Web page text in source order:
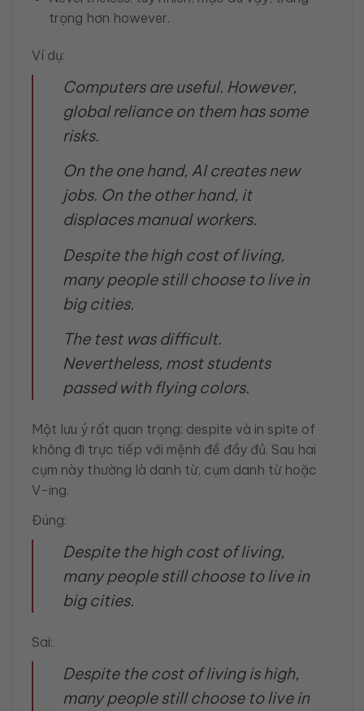
trọng hơn however.
Ví dụ:
Computers are useful. However,
global reliance on them has some
risks.
On the one hand, AI creates new
jobs. On the other hand, it
displaces manual workers.
Despite the high cost of living,
many people still choose to live in
big cities.
The test was difficult.
Nevertheless, most students
passed with flying colors.
Một lưu ý rất quan trọng: despite và in spite of
không đi trực tiếp với mệnh đề đầy đủ. Sau hai
cụm này thường là danh từ, cụm danh từ hoặc
V-ing.
Đúng:
Despite the high cost of living,
many people still choose to live in
big cities.
Sai:
Despite the cost of living is high,
many people still choose to live in